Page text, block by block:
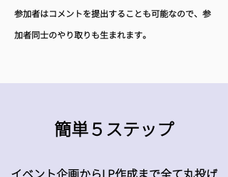
参加者はコメントを提出することも可能なので、参
加者同士のやり取りも生まれます。
簡単５ステップ